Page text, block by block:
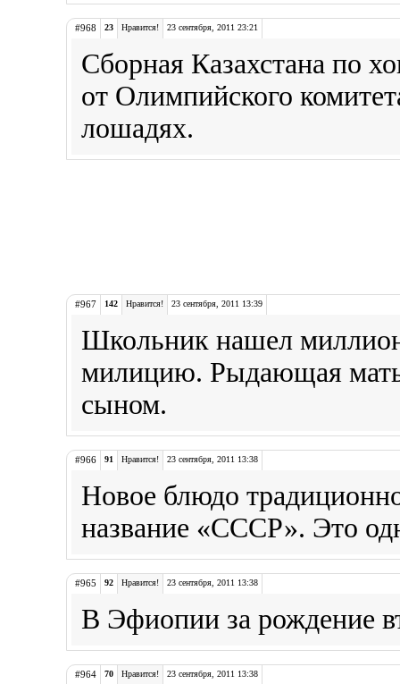
#968 23 Нравится! 23 сентября, 2011 23:21
Сборная Казахстана по
от Олимпийского
лошадях.
#967 142 Нравится! 23 сентября, 2011 13:39
Школьник нашел
милицию. Рыдающая мать
сыном.
#966 91 Нравится! 23 сентября, 2011 13:38
Новое блюдо
название «СССР». Это
#965 92 Нравится! 23 сентября, 2011 13:38
В Эфиопии за рождение
#964 70 Нравится! 23 сентября, 2011 13:38